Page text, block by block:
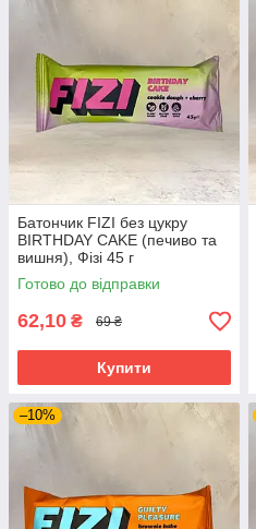
Батончик FIZI без цукру
BIRTHDAY CAKE (печиво та
вишня), Фізі 45 г
Готово до відправки
62,10 ₴ 69 ₴
Купити
–10%